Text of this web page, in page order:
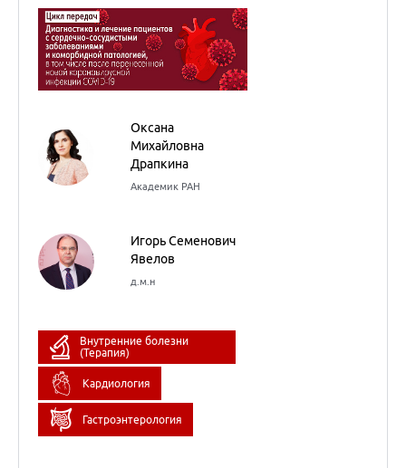
Оксана
Михайловна
Драпкина
Академик РАН
Игорь Семенович
Явелов
д.м.н
Внутренние болезни
(Терапия)
Кардиология
Гастроэнтерология